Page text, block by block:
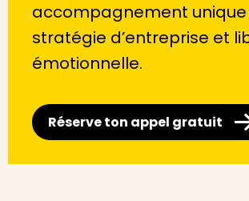
accompagnement unique
stratégie d’entreprise et
émotionnelle.
Réserve ton appel gratuit